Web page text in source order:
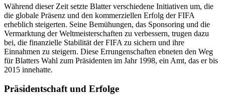
Während dieser Zeit setzte Blatter verschiedene Initiativen um, die
die globale Präsenz und den kommerziellen Erfolg der FIFA
erheblich steigerten. Seine Bemühungen, das Sponsoring und die
Vermarktung der Weltmeisterschaften zu verbessern, trugen dazu
bei, die finanzielle Stabilität der FIFA zu sichern und ihre
Einnahmen zu steigern. Diese Errungenschaften ebneten den Weg
für Blatters Wahl zum Präsidenten im Jahr 1998, ein Amt, das er bis
2015 innehatte.
Präsidentschaft und Erfolge